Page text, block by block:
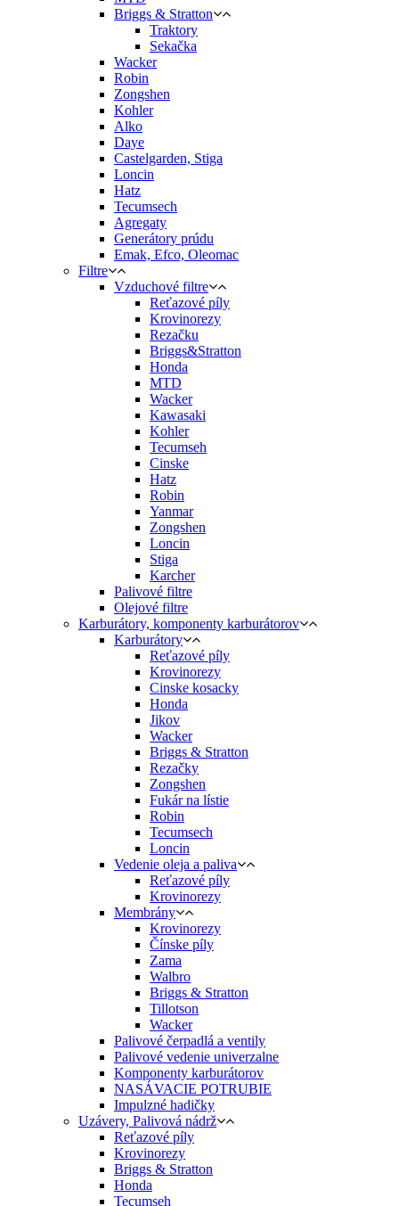
Briggs & Stratton
Traktory
Sekačka
Wacker
Robin
Zongshen
Kohler
Alko
Daye
Castelgarden, Stiga
Loncin
Hatz
Tecumsech
Agregaty
Generátory prúdu
Emak, Efco, Oleomac
Filtre
Vzduchové filtre
Reťazové píly
Krovinorezy
Rezačku
Briggs&Stratton
Honda
MTD
Wacker
Kawasaki
Kohler
Tecumseh
Cinske
Hatz
Robin
Yanmar
Zongshen
Loncin
Stiga
Karcher
Palivové filtre
Olejové filtre
Karburátory, komponenty karburátorov
Karburátory
Reťazové píly
Krovinorezy
Cinske kosacky
Honda
Jikov
Wacker
Briggs & Stratton
Rezačky
Zongshen
Fukár na lístie
Robin
Tecumsech
Loncin
Vedenie oleja a paliva
Reťazové píly
Krovinorezy
Membrány
Krovinorezy
Čínske píly
Zama
Walbro
Briggs & Stratton
Tillotson
Wacker
Palivové čerpadlá a ventily
Palivové vedenie univerzalne
Komponenty karburátorov
NASÁVACIE POTRUBIE
Impulzné hadičky
Uzávery, Palivová nádrž
Reťazové píly
Krovinorezy
Briggs & Stratton
Honda
Tecumseh